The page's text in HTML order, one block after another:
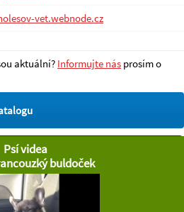
vet.webnode.cz
aktuální? Informujte nás prosím o
Psí videa
buldoček